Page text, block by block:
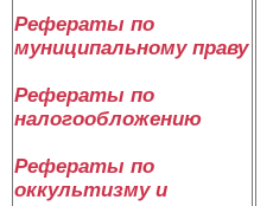
Рефераты по
муниципальному праву
Рефераты по
налогообложению
Рефераты по
оккультизму и